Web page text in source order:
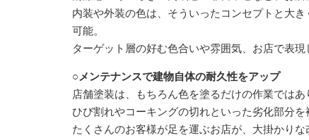
内装や外装の色は、そういったコンセプトと大
可能。
ターゲット層の好む色合いや雰囲気、お店で表
○メンテナンスで建物自体の耐久性をアップ
店舗塗装は、もちろん色を塗るだけの作業ではあ
ひび割れやコーキングの切れといった劣化部分を
たくさんのお客様が足を運ぶお店が、大掛かり